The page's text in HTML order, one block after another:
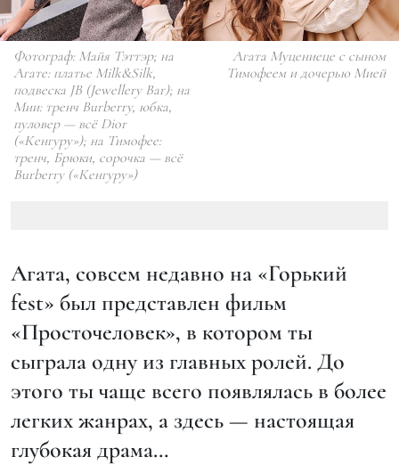
Фотограф: Майя Тэттэр; на
Агате: платье Milk&Silk,
подвеска JB (Jewellery Bar); на
Мии: тренч Burberry, юбка,
пуловер — всё Dior
(«Кенгуру»); на Тимофее:
тренч, Брюки, сорочка — всё
Burberry («Кенгуру»)
Агата Муцениеце с сыном
Тимофеем и дочерью Мией
Агата, совсем недавно на «Горький
fest» был представлен фильм
«Просточеловек», в котором ты
сыграла одну из главных ролей. До
этого ты чаще всего появлялась в более
легких жанрах, а здесь — настоящая
глубокая драма…